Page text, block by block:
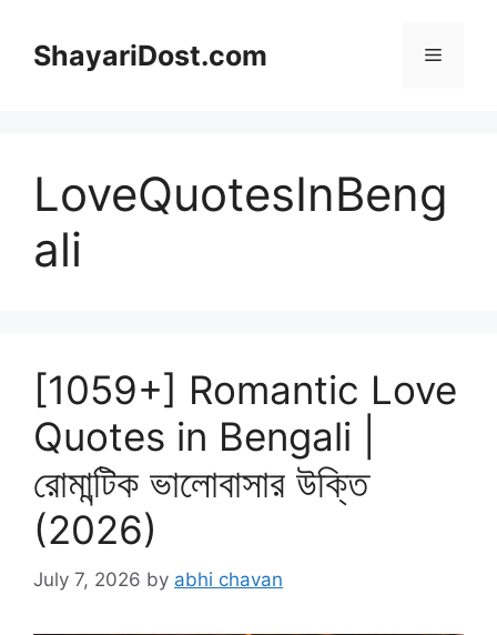
contentShayariDost.com Menu
LoveQuotesInBeng
ali
[1059+] Romantic Love
Quotes in Bengali |
রোমান্টিক ভালোবাসার উক্তি
(2026)
July 7, 2026 by abhi chavan